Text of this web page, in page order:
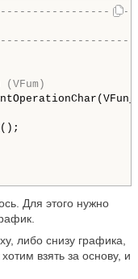
Для этого нужно
либо снизу графика,
взять за основу, и